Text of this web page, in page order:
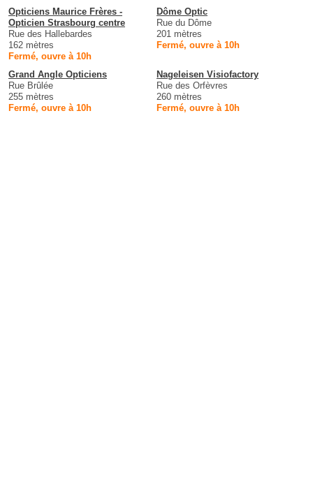
Opticiens Maurice Frères -
Opticien Strasbourg centre
Rue des Hallebardes
162 mètres
Fermé, ouvre à 10h
Dôme Optic
Rue du Dôme
201 mètres
Fermé, ouvre à 10h
Grand Angle Opticiens
Rue Brûlée
255 mètres
Fermé, ouvre à 10h
Nageleisen Visiofactory
Rue des Orfèvres
260 mètres
Fermé, ouvre à 10h